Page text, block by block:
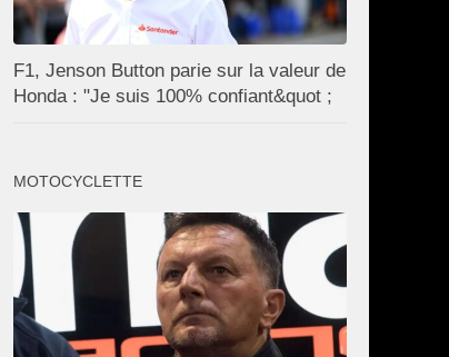
F1, Jenson Button parie sur la valeur de
Honda : "Je suis 100% confiant&quot ;
MOTOCYCLETTE